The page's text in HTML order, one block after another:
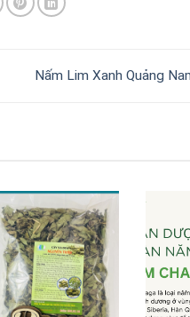
Nấm Lim Xanh Quảng